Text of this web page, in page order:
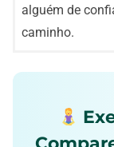
alguém de
caminho.